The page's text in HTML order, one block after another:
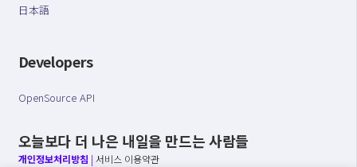
日本語
Developers
OpenSource API
오늘보다 더 나은 내일을 만드는 사람들
개인정보처리방침 | 서비스 이용약관